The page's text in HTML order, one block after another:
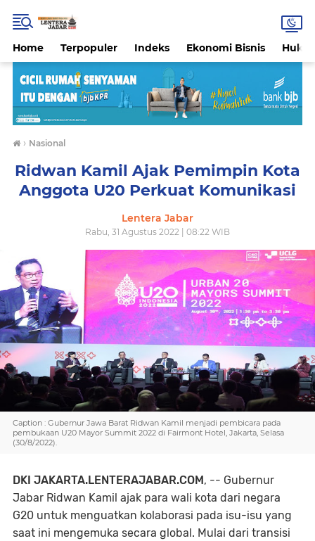
Home Terpopuler Indeks Ekonomi Bisnis
› Nasional
Ridwan Kamil Ajak Pemimpin Kota
Anggota U20 Perkuat Komunikasi
Lentera Jabar
Rabu, 31 Agustus 2022 | 08:22 WIB
Caption : Gubernur Jawa Barat Ridwan Kamil menjadi pembicara pada
pembukaan U20 Mayor Summit 2022 di Fairmont Hotel, Jakarta, Selasa
(30/8/2022).
DKI JAKARTA.LENTERAJABAR.COM, -- Gubernur
Jabar Ridwan Kamil ajak para wali kota dari negara
G20 untuk menguatkan kolaborasi pada isu-isu yang
saat ini mengemuka secara global. Mulai dari transisi